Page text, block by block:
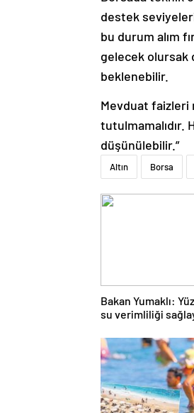
destek
bu durum alım
gelecek olursak
beklenebilir.
Mevduat faizleri
düşünülebilir.”
Altın Borsa
Bakan Yumaklı:
su verimliliği